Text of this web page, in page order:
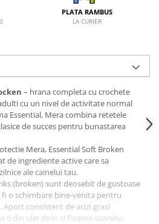
PLATA RAMBUS
LA CURIER
– hrana completa cu crochete
cu un nivel de activitate normal
Essential, Mera combina retetele
de succes pentru bunastarea
Mera, Essential Soft Broken
de ingrediente active care sa
ale cainelui tau.
(broken) sunt deosebit de gustoase
o schimbare bine-venita pentru
consistent de acizi grasi
6 din ulei de in si floarea soarelui,